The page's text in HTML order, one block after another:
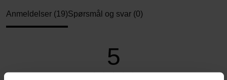
Anmeldelser (19)Spørsmål og svar (0)
5